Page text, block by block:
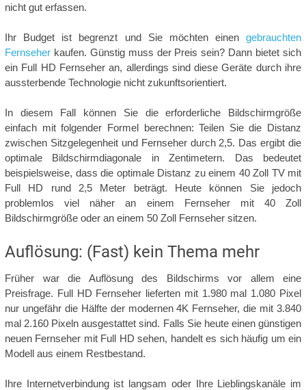
nicht gut erfassen.
Ihr Budget ist begrenzt und Sie möchten einen gebrauchten
Fernseher kaufen. Günstig muss der Preis sein? Dann bietet sich
ein Full HD Fernseher an, allerdings sind diese Geräte durch ihre
aussterbende Technologie nicht zukunftsorientiert.
In diesem Fall können Sie die erforderliche Bildschirmgröße
einfach mit folgender Formel berechnen: Teilen Sie die Distanz
zwischen Sitzgelegenheit und Fernseher durch 2,5. Das ergibt die
optimale Bildschirmdiagonale in Zentimetern. Das bedeutet
beispielsweise, dass die optimale Distanz zu einem 40 Zoll TV mit
Full HD rund 2,5 Meter beträgt. Heute können Sie jedoch
problemlos viel näher an einem Fernseher mit 40 Zoll
Bildschirmgröße oder an einem 50 Zoll Fernseher sitzen.
Auflösung: (Fast) kein Thema mehr
Früher war die Auflösung des Bildschirms vor allem eine
Preisfrage. Full HD Fernseher lieferten mit 1.980 mal 1.080 Pixel
nur ungefähr die Hälfte der modernen 4K Fernseher, die mit 3.840
mal 2.160 Pixeln ausgestattet sind. Falls Sie heute einen günstigen
neuen Fernseher mit Full HD sehen, handelt es sich häufig um ein
Modell aus einem Restbestand.
Ihre Internetverbindung ist langsam oder Ihre Lieblingskanäle im